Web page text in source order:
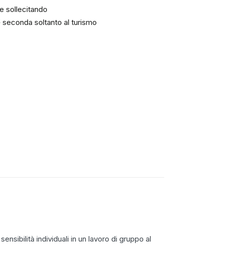
sollecitando
soltanto al turismo
individuali in un lavoro di gruppo al